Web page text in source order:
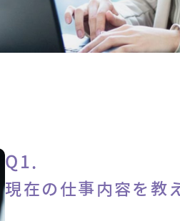
若手エンジニア座談
Q1.
現在の仕事内容を教